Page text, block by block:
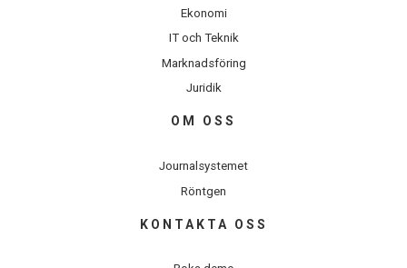
Ekonomi
IT och Teknik
Marknadsföring
Juridik
OM OSS
Journalsystemet
Röntgen
KONTAKTA OSS